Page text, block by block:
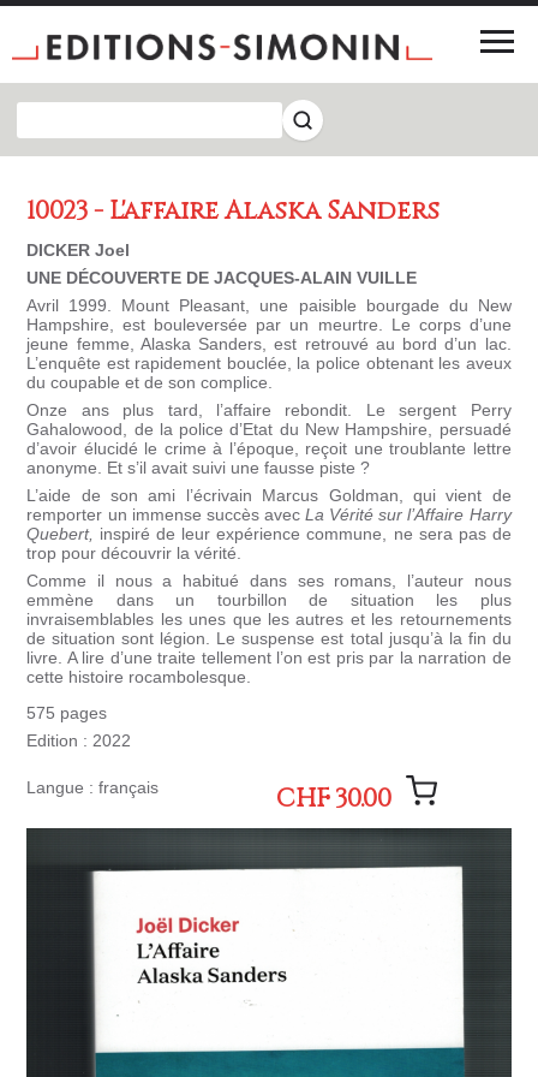
10023 - L'affaire Alaska Sanders
DICKER Joel
UNE DÉCOUVERTE DE JACQUES-ALAIN VUILLE
Avril 1999. Mount Pleasant, une paisible bourgade du New
Hampshire, est bouleversée par un meurtre. Le corps d’une
jeune femme, Alaska Sanders, est retrouvé au bord d’un lac.
L’enquête est rapidement bouclée, la police obtenant les aveux
du coupable et de son complice.
Onze ans plus tard, l’affaire rebondit. Le sergent Perry
Gahalowood, de la police d’Etat du New Hampshire, persuadé
d’avoir élucidé le crime à l’époque, reçoit une troublante lettre
anonyme. Et s’il avait suivi une fausse piste ?
L’aide de son ami l’écrivain Marcus Goldman, qui vient de
remporter un immense succès avecLa Vérité sur l’Affaire Harry
Quebert, inspiré de leur expérience commune, ne sera pas de
trop pour découvrir la vérité.
Comme il nous a habitué dans ses romans, l’auteur nous
emmène dans un tourbillon de situation les plus
invraisemblables les unes que les autres et les retournements
de situation sont légion. Le suspense est total jusqu’à la fin du
livre. A lire d’une traite tellement l’on est pris par la narration de
cette histoire rocambolesque.
575 pages
Edition : 2022
Langue : français CHF 30.00